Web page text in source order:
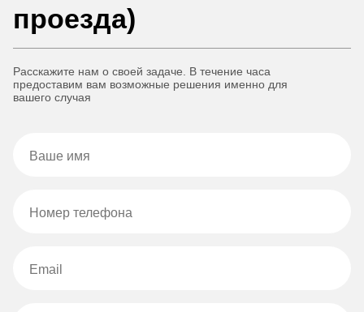
проезда)
Расскажите нам о своей задаче. В течение часа
предоставим вам возможные решения именно для
вашего случая